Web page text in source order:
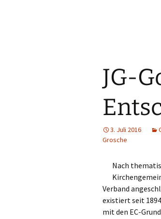
JG-
3. Juli 2016
Grosche
Nach
Verband
existiert seit
mit den EC-